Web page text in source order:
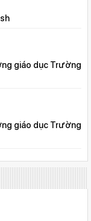
giáo dục Trường
giáo dục Trường
giáo dục Trường